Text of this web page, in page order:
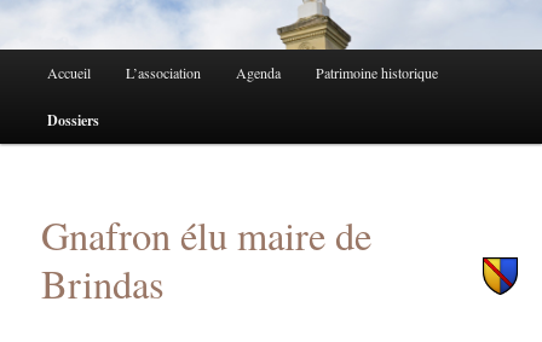
Aller
au
principal
Aller
au
secondaire
Accueil L’association Agenda Patrimoine historique
Dossiers
Gnafron élu maire de
Brindas